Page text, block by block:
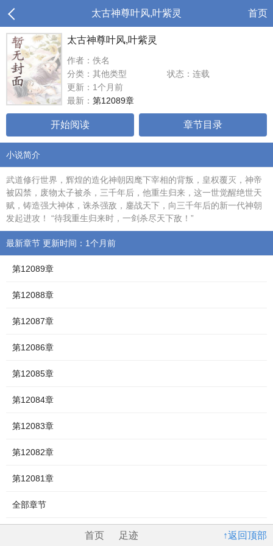
太古神尊叶风,叶紫灵 首页
太古神尊叶风,叶紫灵
作者：佚名
分类：其他类型
状态：连载
更新：1个月前
最新： 第12089章
开始阅读 章节目录
小说简介
武道修行世界，辉煌的造化神朝因麾下宰相的背叛，皇权覆灭，神帝
被囚禁，废物太子被杀，三千年后，他重生归来，这一世觉醒绝世天
赋，铸造强大神体，诛杀强敌，鏖战天下，向三千年后的新一代神朝
发起进攻！ “待我重生归来时，一剑杀尽天下敌！”
最新章节 更新时间：1个月前
第12089章
第12088章
第12087章
第12086章
第12085章
第12084章
第12083章
第12082章
第12081章
全部章节
↑返回顶部
首页 足迹